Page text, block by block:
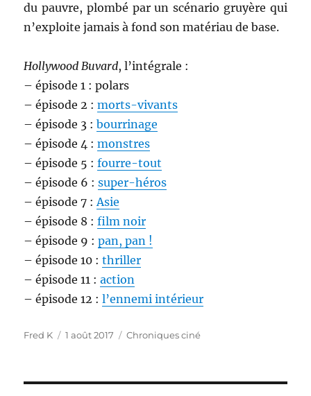
du pauvre, plombé par un scénario gruyère qui
n’exploite jamais à fond son matériau de base.
Hollywood Buvard, l’intégrale :
– épisode 1 : polars
– épisode 2 :morts-vivants
– épisode 3 :bourrinage
– épisode 4 :monstres
– épisode 5 :fourre-tout
– épisode 6 :super-héros
– épisode 7 :Asie
– épisode 8 :film noir
– épisode 9 :pan, pan !
– épisode 10 :thriller
– épisode 11 :action
– épisode 12 :l’ennemi intérieur
Auteur
Fred K
Publié
1 août 2017 Catégories
Chroniques ciné